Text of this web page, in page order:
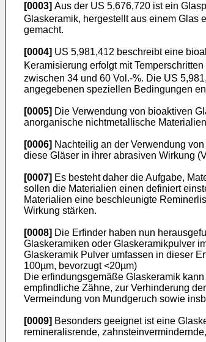
[0003] Aus der US 5,676,720 ist ein
Glaskeramik, hergestellt aus einem Glas
gemacht.
[0004] US 5,981,412 beschreibt eine
Keramisierung erfolgt mit
zwischen 34 und 60 Vol.-%. Die US
angegebenen speziellen Bedingungen
[0005] Die Verwendung von bioaktiven
anorganische nichtmetallische
[0006] Nachteilig an der Verwendung
diese Gläser in ihrer abrasiven Wirkung
[0007] Es besteht daher die Aufgabe,
sollen die Materialien einen definiert
Materialien eine beschleunigte
Wirkung stärken.
[0008] Die Erfinder haben nun
Glaskeramiken oder Glaskeramikpulver
Glaskeramik Pulver umfassen in dieser
100µm, bevorzugt <20µm)
Die erfindungsgemäße Glaskeramik
empfindliche Zähne, zur Verhinderung
Vermeindung von Mundgeruch sowie
[0009] Besonders geeignet ist eine
remineralisrende,